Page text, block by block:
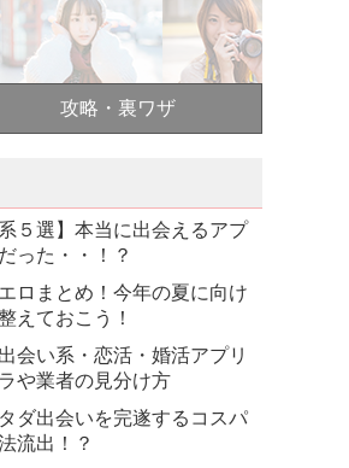
攻略・裏ワザ
系５選】本当に出会えるアプ
った・・！？
ロまとめ！今年の夏に向け
えておこう！
会い系・恋活・婚活アプリ
や業者の見分け方
タダ出会いを完遂するコスパ
流出！？